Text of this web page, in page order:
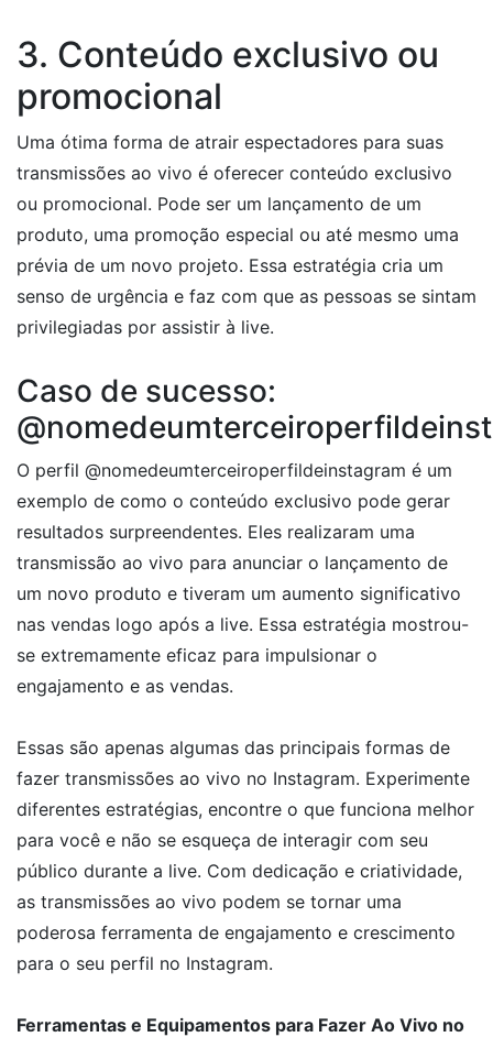
3. Conteúdo exclusivo ou
promocional
Uma ótima forma de atrair espectadores para suas
transmissões ao vivo é oferecer conteúdo exclusivo
ou promocional. Pode ser um lançamento de um
produto, uma promoção especial ou até mesmo uma
prévia de um novo projeto. Essa estratégia cria um
senso de urgência e faz com que as pessoas se sintam
privilegiadas por assistir à live.
Caso de sucesso:
O perfil @nomedeumterceiroperfildeinstagram é um
exemplo de como o conteúdo exclusivo pode gerar
resultados surpreendentes. Eles realizaram uma
transmissão ao vivo para anunciar o lançamento de
um novo produto e tiveram um aumento significativo
nas vendas logo após a live. Essa estratégia mostrou-
se extremamente eficaz para impulsionar o
engajamento e as vendas.
Essas são apenas algumas das principais formas de
fazer transmissões ao vivo no Instagram. Experimente
diferentes estratégias, encontre o que funciona melhor
para você e não se esqueça de interagir com seu
público durante a live. Com dedicação e criatividade,
as transmissões ao vivo podem se tornar uma
poderosa ferramenta de engajamento e crescimento
para o seu perfil no Instagram.
Ferramentas e Equipamentos para Fazer Ao Vivo no